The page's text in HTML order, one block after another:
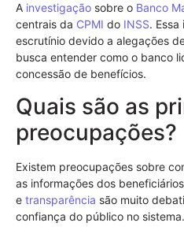
A investigação sobre o Banco
centrais da CPMI do INSS.
escrutínio devido a alegações
busca entender como o banco
concessão de benefícios.
Quais são as
preocupações?
Existem preocupações sobre
as informações dos
e transparência são muito
confiança do público no sistema.